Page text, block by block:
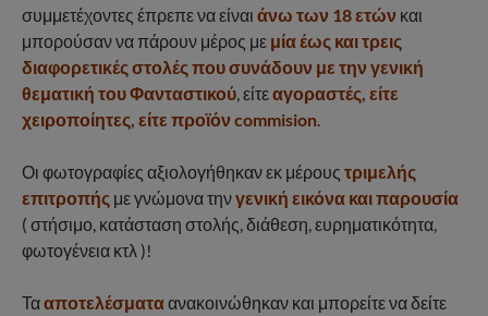
συμμετέχοντες έπρεπε να είναι άνω των 18 ετών και
μπορούσαν να πάρουν μέρος με μία έως και τρεις
διαφορετικές στολές που συνάδουν με την γενική
θεματική του Φανταστικού, είτεαγοραστές, είτε
χειροποίητες, είτε προϊόν commision.
Οι φωτογραφίες αξιολογήθηκαν εκ μέρους τριμελής
επιτροπής με γνώμονα τηνγενική εικόνα και παρουσία
( στήσιμο, κατάσταση στολής, διάθεση, ευρηματικότητα,
φωτογένεια κτλ )!
Τααποτελέσματαανακοινώθηκαν και μπορείτε να δείτε